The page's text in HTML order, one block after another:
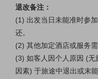
退改备注：
(1) 出发当日未能准时参
还。
(2) 其他加定酒店或服务
(3) 如客人因个人原因 (
因素) 于旅途中退出或末